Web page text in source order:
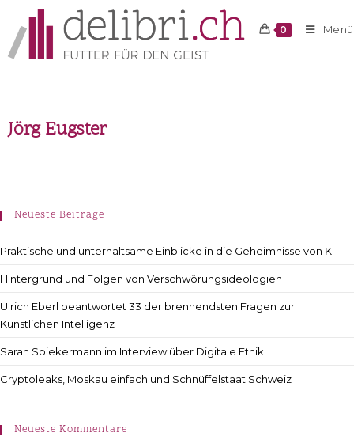
0 Menü
Jörg Eugster
Neueste Beiträge
Praktische und unterhaltsame Einblicke in die Geheimnisse von KI
Hintergrund und Folgen von Verschwörungsideologien
Ulrich Eberl beantwortet 33 der brennendsten Fragen zur
Künstlichen Intelligenz
Sarah Spiekermann im Interview über Digitale Ethik
Cryptoleaks, Moskau einfach und Schnüffelstaat Schweiz
Neueste Kommentare